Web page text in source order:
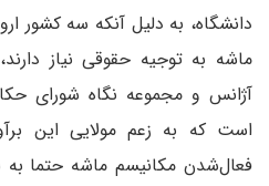
دانشگاه، به دلیل آنکه سه کشور
ماشه به توجیه حقوقی نیاز
آژانس و مجموعه نگاه شورای
است که به زعم مولایی این
فعال‌شدن مکانیسم ماشه حتما